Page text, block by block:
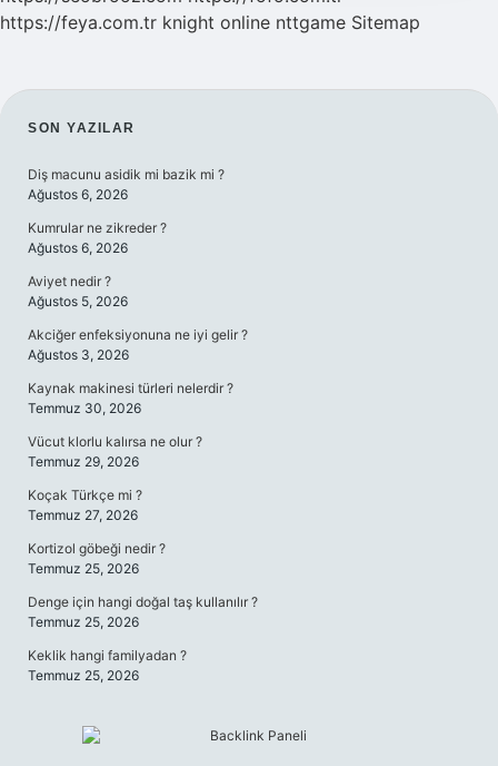
https://feya.com.tr knight online nttgame Sitemap
SIDEBAR
SON YAZILAR
Diş macunu asidik mi bazik mi ?
Ağustos 6, 2026
Kumrular ne zikreder ?
Ağustos 6, 2026
Aviyet nedir ?
Ağustos 5, 2026
Akciğer enfeksiyonuna ne iyi gelir ?
Ağustos 3, 2026
Kaynak makinesi türleri nelerdir ?
Temmuz 30, 2026
Vücut klorlu kalırsa ne olur ?
Temmuz 29, 2026
Koçak Türkçe mi ?
Temmuz 27, 2026
Kortizol göbeği nedir ?
Temmuz 25, 2026
Denge için hangi doğal taş kullanılır ?
Temmuz 25, 2026
Keklik hangi familyadan ?
Temmuz 25, 2026